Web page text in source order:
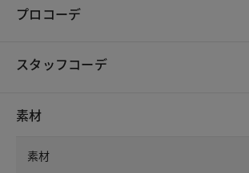
プロコーデ
スタッフコーデ
素材
素材